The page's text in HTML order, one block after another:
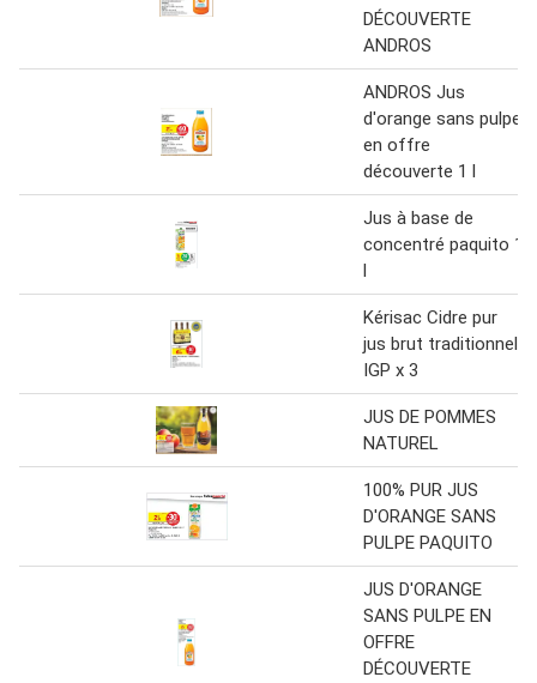
DÉCOUVERTE
ANDROS
ANDROS Jus
d'orange sans pulpe
en offre
découverte 1 l
Jus à base de
concentré paquito 1
l
Kérisac Cidre pur
jus brut traditionnel
IGP x 3
JUS DE POMMES
NATUREL
100% PUR JUS
D'ORANGE SANS
PULPE PAQUITO
JUS D'ORANGE
SANS PULPE EN
OFFRE
DÉCOUVERTE